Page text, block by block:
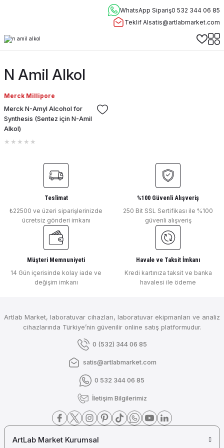
WhatsApp Sipariş0 532 344 06 85
Teklif Alsatis@artlabmarket.com
N Amil Alkol
Merck Millipore
Merck N-Amyl Alcohol for
Synthesis (Sentez için N-Amil
Alkol)
Teslimat
₺22500 ve üzeri siparişlerinizde
ücretsiz gönderi imkanı
%100 Güvenli Alışveriş
250 Bit SSL Sertifikası ile %100
güvenli alışveriş
Müşteri Memnuniyeti
14 Gün içerisinde kolay iade ve
değişim imkanı
Havale ve Taksit İmkanı
Kredi kartınıza taksit ve banka
havalesi ile ödeme
Artlab Market, laboratuvar cihazları, laboratuvar ekipmanları ve analiz
cihazlarında Türkiye’nin güvenilir online satış platformudur.
0 (532) 344 06 85
satis@artlabmarket.com
0 532 344 06 85
İletişim Bilgilerimiz
ArtLab Market Kurumsal